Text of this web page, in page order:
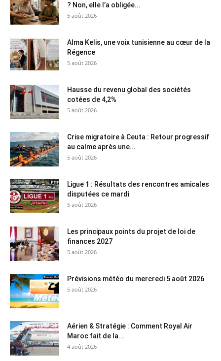
? Non, elle l’a obligée...
5 août 2026
Alma Kelis, une voix tunisienne au cœur de la
Régence
5 août 2026
Hausse du revenu global des sociétés
cotées de 4,2%
5 août 2026
Crise migratoire à Ceuta : Retour progressif
au calme après une...
5 août 2026
Ligue 1 : Résultats des rencontres amicales
disputées ce mardi
5 août 2026
Les principaux points du projet de loi de
finances 2027
5 août 2026
Prévisions météo du mercredi 5 août 2026
5 août 2026
Aérien & Stratégie : Comment Royal Air
Maroc fait de la...
4 août 2026